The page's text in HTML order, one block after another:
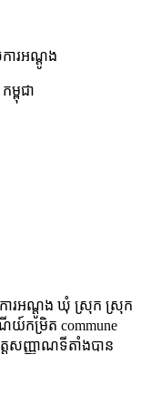
ារអណ្ដូង
ម្ពុជា
ារអណ្ដូង ឃុំ ស្រុក ស្រុក
កម្រិត commune
តសញ្ញាណទីតាំងបាន